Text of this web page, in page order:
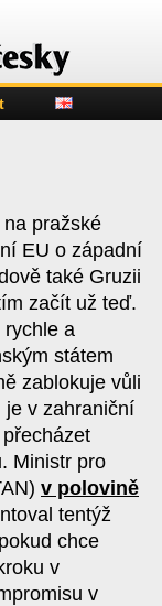
pražské
EU o západní
také Gruzii
začít už teď.
rychle a
státem
zablokuje vůli
v zahraniční
Ministr pro
v polovině
tentýž
chce
v
v